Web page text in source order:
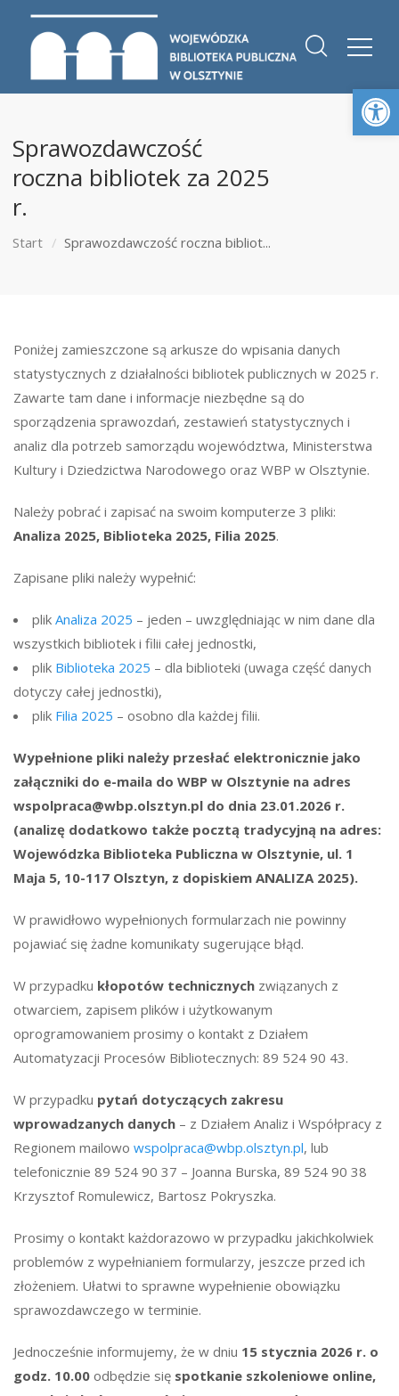
Sprawozdawczość
roczna bibliotek za 2025
r.
Start Sprawozdawczość roczna bibliot...
Poniżej zamieszczone są arkusze do wpisania danych
statystycznych z działalności bibliotek publicznych w 2025 r.
Zawarte tam dane i informacje niezbędne są do
sporządzenia sprawozdań, zestawień statystycznych i
analiz dla potrzeb samorządu województwa, Ministerstwa
Kultury i Dziedzictwa Narodowego oraz WBP w Olsztynie.
Należy pobrać i zapisać na swoim komputerze 3 pliki:
Analiza 2025, Biblioteka 2025, Filia 2025.
Zapisane pliki należy wypełnić:
plik Analiza 2025 – jeden – uwzględniając w nim dane dla
wszystkich bibliotek i filii całej jednostki,
plik Biblioteka 2025 – dla biblioteki (uwaga część danych
dotyczy całej jednostki),
plik Filia 2025 – osobno dla każdej filii.
Wypełnione pliki należy przesłać elektronicznie jako
załączniki do e-maila do WBP w Olsztynie na adres
wspolpraca@wbp.olsztyn.pl do dnia 23.01.2026 r.
(analizę dodatkowo także pocztą tradycyjną na adres:
Wojewódzka Biblioteka Publiczna w Olsztynie, ul. 1
Maja 5, 10-117 Olsztyn, z dopiskiem ANALIZA 2025).
W prawidłowo wypełnionych formularzach nie powinny
pojawiać się żadne komunikaty sugerujące błąd.
W przypadku kłopotów technicznych związanych z
otwarciem, zapisem plików i użytkowanym
oprogramowaniem prosimy o kontakt z Działem
Automatyzacji Procesów Bibliotecznych: 89 524 90 43.
W przypadku pytań dotyczących zakresu
wprowadzanych danych – z Działem Analiz i Współpracy z
Regionem mailowo wspolpraca@wbp.olsztyn.pl, lub
telefonicznie 89 524 90 37 – Joanna Burska, 89 524 90 38
Krzysztof Romulewicz, Bartosz Pokryszka.
Prosimy o kontakt każdorazowo w przypadku jakichkolwiek
problemów z wypełnianiem formularzy, jeszcze przed ich
złożeniem. Ułatwi to sprawne wypełnienie obowiązku
sprawozdawczego w terminie.
Jednocześnie informujemy, że w dniu 15 stycznia 2026 r. o
godz. 10.00 odbędzie się spotkanie szkoleniowe online,